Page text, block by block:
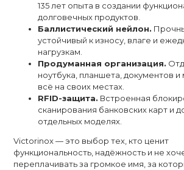
135 лет опыта в создании
долговечных продуктов.
Баллистический нейлон.
устойчивый к износу, влаге и
нагрузкам.
Продуманная организация.
ноутбука, планшета, документов
всё на своих местах.
RFID-защита. Встроенная
сканирования банковских карт и
отдельных моделях.
Victorinox — это выбор тех, кто ценит
функциональность, надёжность и не
переплачивать за громкое имя, за